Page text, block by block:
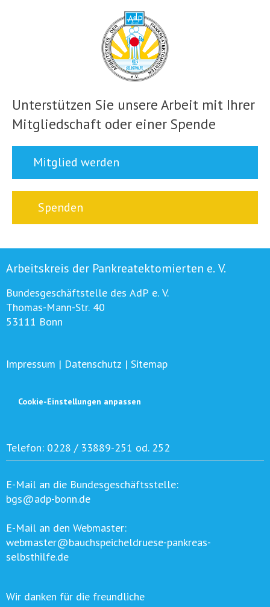
Unterstützen Sie unsere Arbeit mit Ihrer
Mitgliedschaft oder einer Spende
Mitglied werden
Spenden
Arbeitskreis der Pankreatektomierten e. V.
Bundesgeschäftstelle des AdP e. V.
Thomas-Mann-Str. 40
53111 Bonn
Impressum | Datenschutz | Sitemap
Cookie-Einstellungen anpassen
Telefon: 0228 / 33889-251 od. 252
E-Mail an die Bundesgeschäftsstelle:
bgs@adp-bonn.de
E-Mail an den Webmaster:
webmaster@bauchspeicheldruese-pankreas-
selbsthilfe.de
Wir danken für die freundliche